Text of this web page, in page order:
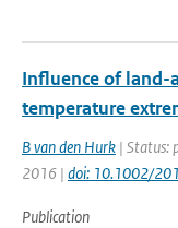
Influence of land-
temperature
B van den Hurk | Status:
2016 | doi: 10.1002/
Publication